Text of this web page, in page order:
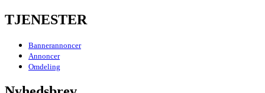
TJENESTER
Bannerannoncer
Annoncer
Omdeling